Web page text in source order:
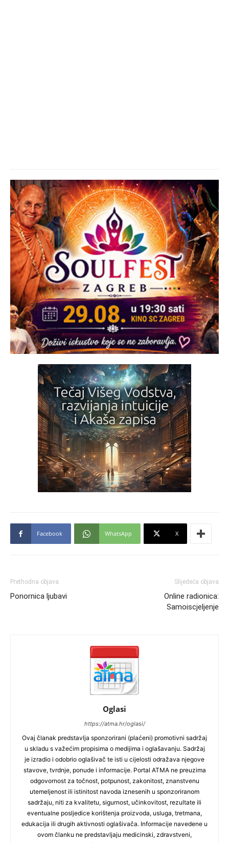
Facebook WhatsApp X
Prethodna objava
Ponornica ljubavi
Slijedeća objava
Online radionica:
Samoiscjeljenje
Oglasi
https://atma.hr/oglasi/
Ovaj članak predstavlja sponzorirani (plaćeni) promotivni sadržaj
u skladu s važećim propisima o medijima i oglašavanju. Sadržaj
je izradio i odobrio oglašivač te isti u cijelosti odražava njegove
stavove, tvrdnje, ponude i informacije. Portal ATMA ne preuzima
odgovornost za točnost, potpunost, zakonitost, znanstvenu
utemeljenost ili istinitost navoda iznesenih u sponzoriranom
sadržaju, niti za kvalitetu, sigurnost, učinkovitost, rezultate ili
eventualne posljedice korištenja proizvoda, usluga, tretmana,
edukacija ili drugih aktivnosti oglašivača. Informacije navedene u
ovom članku ne predstavljaju medicinski, zdravstveni,